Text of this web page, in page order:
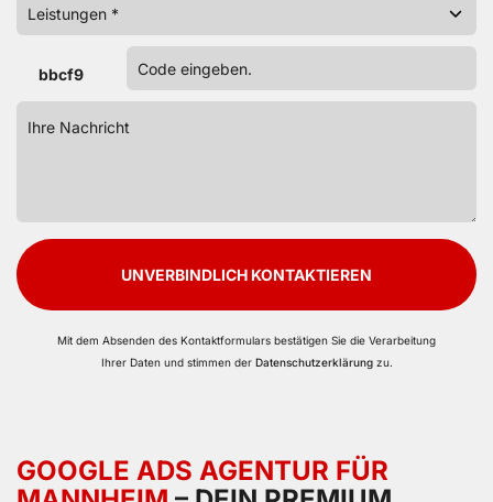
bbcf9
UNVERBINDLICH KONTAKTIEREN
Mit dem Absenden des Kontaktformulars bestätigen Sie die Verarbeitung
Ihrer Daten und stimmen der Datenschutzerklärungzu.
GOOGLE ADS AGENTUR FÜR